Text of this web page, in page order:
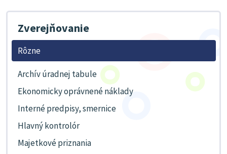
Zverejňovanie
Rôzne
Archív úradnej tabule
Ekonomicky oprávnené náklady
Interné predpisy, smernice
Hlavný kontrolór
Majetkové priznania